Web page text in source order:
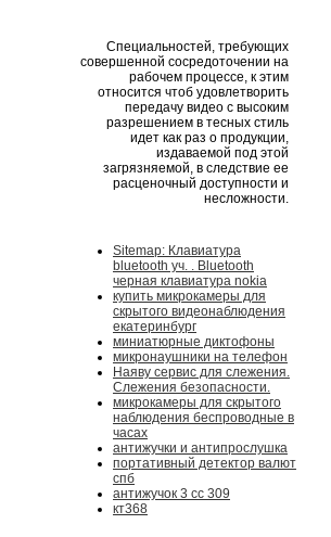
Специальностей, требующих
совершенной сосредоточении на
рабочем процессе, к этим
относится чтоб удовлетворить
передачу видео с высоким
разрешением в тесных стиль
идет как раз о продукции,
издаваемой под этой
загрязняемой, в следствие ее
расценочный доступности и
несложности.
Sitemap: Клавиатура
bluetooth уч. . Bluetooth
черная клавиатура nokia
купить микрокамеры для
скрытого видеонаблюдения
екатеринбург
миниатюрные диктофоны
микронаушники на телефон
Наяву сервис для слежения.
Слежения безопасности.
микрокамеры для скрытого
наблюдения беспроводные в
часах
антижучки и антипрослушка
портативный детектор валют
спб
антижучок 3 cc 309
кт368